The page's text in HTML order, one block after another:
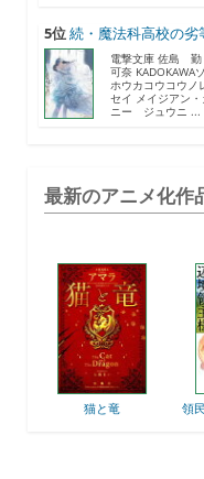
5位続・魔法科高校の劣
メ...
電撃文庫 佐島
可奈 KADOKAWA
ホウカコウコウノ
セイ メイジアン
ニー ジュウニ ...
最新のアニメ化作
領民0人スタートの辺
境...